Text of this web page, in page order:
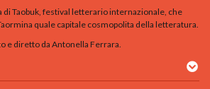
di Taobuk, festival letterario internazionale, che
quale capitale cosmopolita della letteratura.
e diretto da Antonella Ferrara.